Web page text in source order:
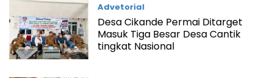
Advetorial
Desa Cikande Permai Ditarget
Masuk Tiga Besar Desa Cantik
tingkat Nasional